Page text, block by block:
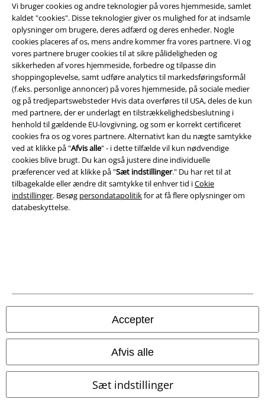
Vi bruger cookies og andre teknologier på vores hjemmeside, samlet
kaldet "cookies". Disse teknologier giver os mulighed for at indsamle
oplysninger om brugere, deres adfærd og deres enheder. Nogle
cookies placeres af os, mens andre kommer fra vores partnere. Vi og
vores partnere bruger cookies til at sikre pålideligheden og
sikkerheden af ​​vores hjemmeside, forbedre og tilpasse din
shoppingoplevelse, samt udføre analytics til markedsføringsformål
(f.eks. personlige annoncer) på vores hjemmeside, på sociale medier
og på tredjepartswebsteder Hvis data overføres til USA, deles de kun
med partnere, der er underlagt en tilstrækkelighedsbeslutning i
henhold til gældende EU-lovgivning, og som er korrekt certificeret
cookies fra os og vores partnere. Alternativt kan du nægte samtykke
ved at klikke på "Afvis alle" - i dette tilfælde vil kun nødvendige
cookies blive brugt. Du kan også justere dine individuelle
præferencer ved at klikke på "Sæt indstillinger." Du har ret til at
tilbagekalde eller ændre dit samtykke til enhver tid iCokie
indstillinger. Besøg persondatapolitikfor at få flere oplysninger om
databeskyttelse.
Accepter
Afvis alle
Sæt indstillinger
Juridisk
Salgs-, medlems- & leveringsbetingelser
Om EMP Danmark
Persondatapolitik
Bortskaffelse af affald og miljøbeskyttelse
Overensstemmelseserklæring
Oplysninger om tilgængelighed
Alle priser er inkl. moms. Oplyst leveringstid er et estimat og ikke
garanteret.
© 1986-2026 E.M.P. Merchandising HGmbH